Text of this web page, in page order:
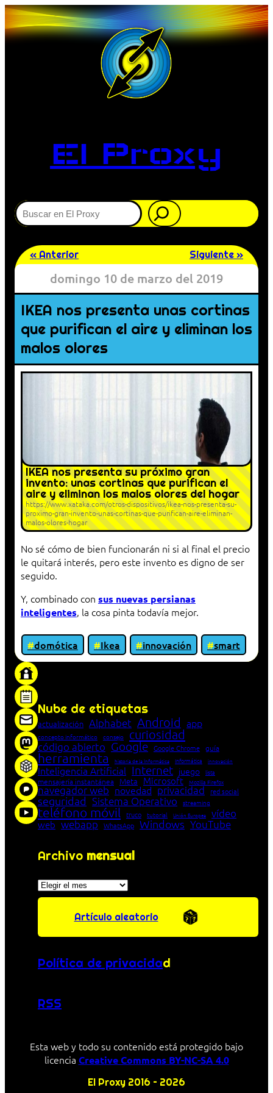
El Proxy
Buscar
« Anterior Siguiente »
domingo 10 de marzo del 2019
IKEA nos presenta unas cortinas
que purifican el aire y eliminan los
malos olores
IKEA nos presenta su próximo gran
invento: unas cortinas que purifican el
aire y eliminan los malos olores del hogar
https://www.xataka.com/otros-dispositivos/ikea-nos-presenta-su-
proximo-gran-invento-unas-cortinas-que-purifican-aire-eliminan-
malos-olores-hogar
No sé cómo de bien funcionarán ni si al final el precio
le quitará interés, pero este invento es digno de ser
seguido.
Y, combinado con sus nuevas persianas
inteligentes, la cosa pinta todavía mejor.
domótica Ikea innovación
smart
Nube de etiquetas
actualización Alphabet Android app
concepto informático consejo curiosidad
código abierto Google Google Chrome guía
herramienta historia de la Informática Informática innovación
Inteligencia Artificial Internet juego lista
mensajería instantánea Meta Microsoft Mozilla Firefox
navegador web novedad privacidad red social
seguridad Sistema Operativo streaming
teléfono móvil truco tutorial Unión Europea vídeo
web webapp WhatsApp Windows YouTube
Archivo mensual
Archivos
Artículo aleatorio
Política de privacidad
RSS
Esta web y todo su contenido está protegido bajo
licencia Creative Commons BY-NC-SA 4.0
El Proxy 2016 – 2026